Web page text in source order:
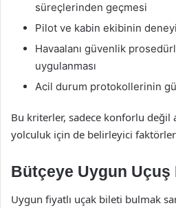
süreçlerinden geçmesi
Pilot ve kabin ekibinin
Havaalanı güvenlik
uygulanması
Acil durum protokollerinin
Bu kriterler, sadece konforlu değil
yolculuk için de belirleyici
Bütçeye Uygun Uçuş
Uygun fiyatlı uçak bileti bulmak